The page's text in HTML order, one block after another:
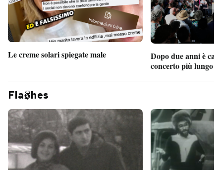
Le creme solari spiegate male
Dopo due anni è
concerto più lungo
Fla hes